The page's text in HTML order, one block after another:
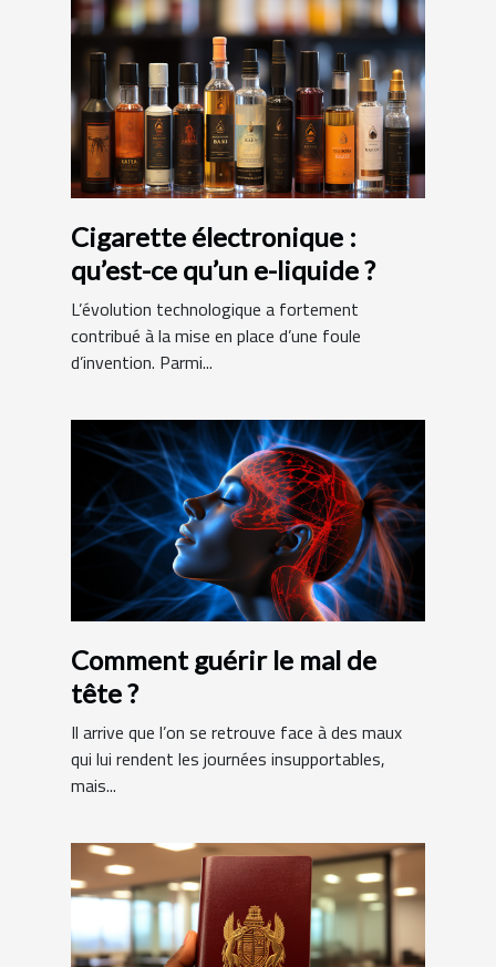
Cigarette électronique :
qu’est-ce qu’un e-liquide ?
L’évolution technologique a fortement
contribué à la mise en place d’une foule
d’invention. Parmi...
Comment guérir le mal de
tête ?
Il arrive que l’on se retrouve face à des maux
qui lui rendent les journées insupportables,
mais...